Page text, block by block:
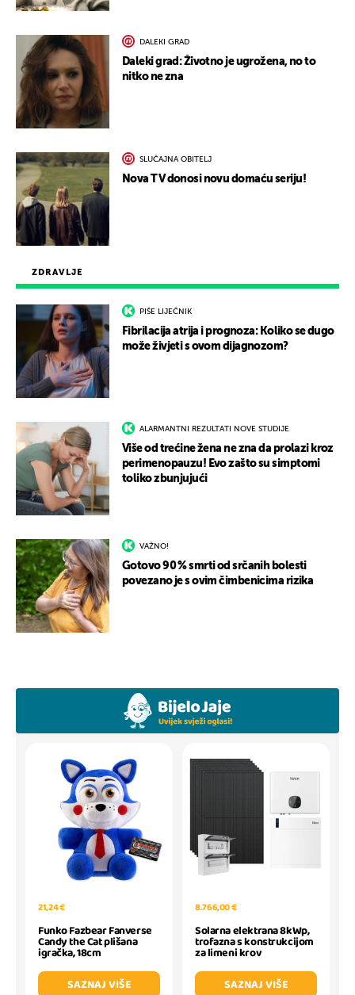
ZDRAVLJE
PIŠE LIJEČNIK
Fibrilacija atrija i prognoza: Koliko se dugo
može živjeti s ovom dijagnozom?
ALARMANTNI REZULTATI NOVE STUDIJE
Više od trećine žena ne zna da prolazi kroz
perimenopauzu! Evo zašto su simptomi
toliko zbunjujući
VAŽNO!
Gotovo 90 % smrti od srčanih bolesti
povezano je s ovim čimbenicima rizika
DALEKI GRAD
Daleki grad: Životno je ugrožena, no to
nitko ne zna
SLUČAJNA OBITELJ
Nova TV donosi novu domaću seriju!
21,24 €
Funko Fazbear Fanverse
Candy the Cat plišana
igračka, 18cm
SAZNAJ VIŠE
8.766,00 €
Solarna elektrana 8kWp,
trofazna s konstrukcijom
za limeni krov
SAZNAJ VIŠE